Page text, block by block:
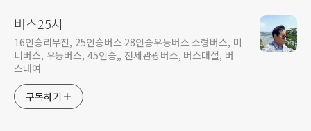
버스25시
16인승리무진, 25인승버스 28인승우등버스 소형버스, 미
니버스, 우등버스, 45인승,, 전세관광버스, 버스대절, 버
스대여
구독하기